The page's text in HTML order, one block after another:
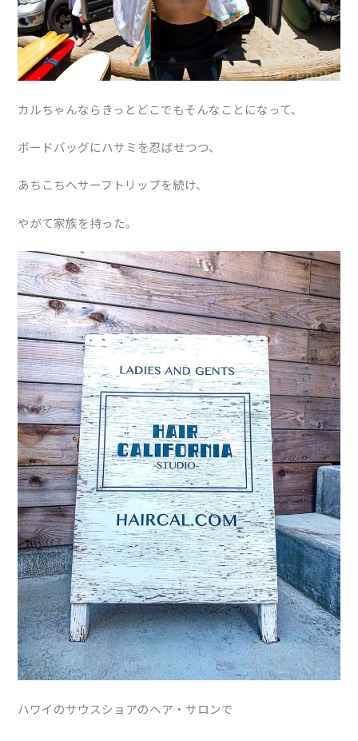
カルちゃんならきっとどこでもそんなことになって、
ボードバッグにハサミを忍ばせつつ、
あちこちへサーフトリップを続け、
やがて家族を持った。
ハワイのサウスショアのヘア・サロンで